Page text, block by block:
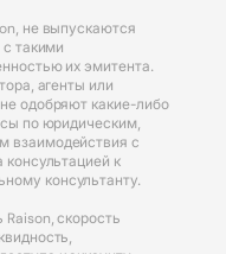
не выпускаются
такими
их эмитента.
агенты или
одобряют какие-либо
по юридическим,
взаимодействия с
консультацией к
консультанту.
скорость